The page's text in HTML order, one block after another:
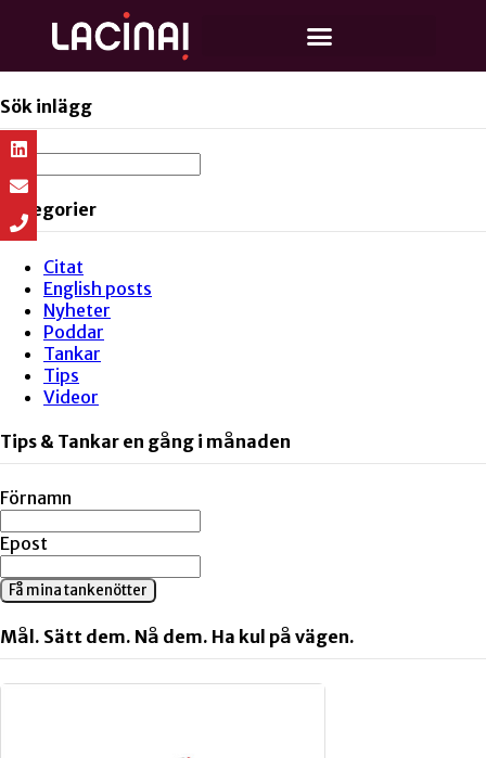
Sök inlägg
Kategorier
Citat
English posts
Nyheter
Poddar
Tankar
Tips
Videor
Tips & Tankar en gång i månaden
Förnamn
Epost
Få mina tankenötter
Mål. Sätt dem. Nå dem. Ha kul på vägen.